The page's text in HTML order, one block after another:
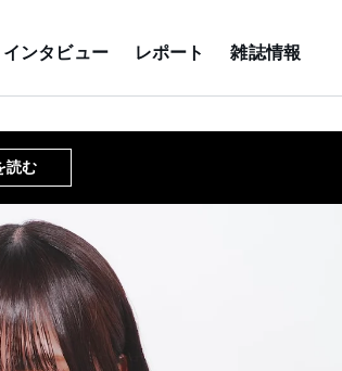
インタビュー レポート 雑誌情報
読む